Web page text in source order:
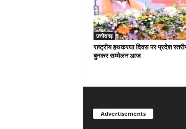
छत्तीसगढ़
राष्ट्रीय हथकरघा दिवस पर प्रदेश
बुनकर सम्मेलन आज
Advertisements